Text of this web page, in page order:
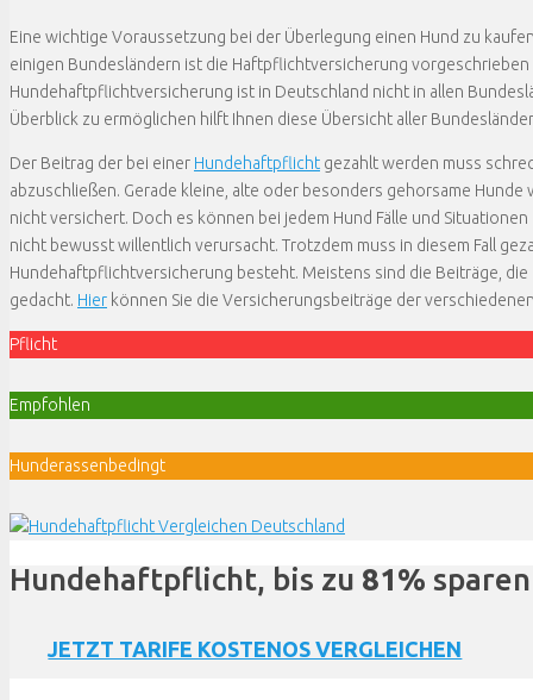
Eine wichtige Voraussetzung bei der Überlegung einen Hund zu
einigen Bundesländern ist die Haftpflichtversicherung
Hundehaftpflichtversicherung ist in Deutschland nicht in allen
Überblick zu ermöglichen hilft Ihnen diese Übersicht aller
Der Beitrag der bei einer Hundehaftpflicht gezahlt werden muss
abzuschließen. Gerade kleine, alte oder besonders gehorsame
nicht versichert. Doch es können bei jedem Hund Fälle und
nicht bewusst willentlich verursacht. Trotzdem muss in diesem Fall
Hundehaftpflichtversicherung besteht. Meistens sind die Beiträge, die
gedacht. Hier können Sie die Versicherungsbeiträge der
Pflicht
Empfohlen
Hunderassenbedingt
Hundehaftpflicht, bis zu 81% sparen
JETZT TARIFE KOSTENOS VERGLEICHEN